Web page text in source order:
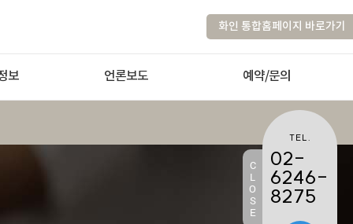
화인 통합홈페이지 바로가기
보 언론보도 예약/문의
C
L
O
S
E
TEL.
02-
6246-
8275